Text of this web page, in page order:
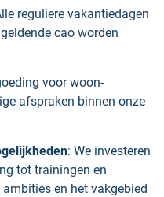
reguliere vakantiedagen
cao worden
voor woon-
afspraken binnen onze
: We investeren
tot trainingen en
en het vakgebied